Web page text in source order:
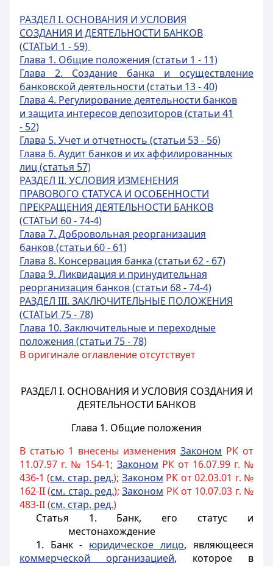
РАЗДЕЛ I. ОСНОВАНИЯ И УСЛОВИЯ
СОЗДАНИЯ И ДЕЯТЕЛЬНОСТИ БАНКОВ
(СТАТЬИ 1 - 59)
Глава 1. Общие положения (статьи 1 - 11)
Глава 2. Создание банка и осуществление
банковской деятельности (статьи 13 - 40)
Глава 4. Регулирование деятельности банков
и защита интересов депозиторов (статьи 41
- 52)
Глава 5. Учет и отчетность (статьи 53 - 56)
Глава 6. Аудит банков и их аффилированных
лиц (статья 57)
РАЗДЕЛ II. УСЛОВИЯ ИЗМЕНЕНИЯ
ПРАВОВОГО СТАТУСА И ОСОБЕННОСТИ
ПРЕКРАЩЕНИЯ ДЕЯТЕЛЬНОСТИ БАНКОВ
(СТАТЬИ 60 - 74-4)
Глава 7. Добровольная реорганизация
банков (статьи 60 - 61)
Глава 8. Консервация банка (статьи 62 - 67)
Глава 9. Ликвидация и принудительная
реорганизация банков (статьи 68 - 74-4)
РАЗДЕЛ III. ЗАКЛЮЧИТЕЛЬНЫЕ ПОЛОЖЕНИЯ
(СТАТЬИ 75 - 78)
Глава 10. Заключительные и переходные
положения (статьи 75 - 78)
В оригинале оглавление отсутствует
РАЗДЕЛ I. ОСНОВАНИЯ И УСЛОВИЯ СОЗДАНИЯ И
ДЕЯТЕЛЬНОСТИ БАНКОВ
Глава 1. Общие положения
В статью 1 внесены изменения Законом РК от
11.07.97 г. № 154-1; Законом РК от 16.07.99 г. №
436-1 (см. стар. ред.); Законом РК от 02.03.01 г. №
162-II (см. стар. ред.);Законом РК от 10.07.03 г. №
483-II (см. стар. ред.)
Статья 1. Банк, его статус и
местонахождение
1. Банк - юридическое лицо, являющееся
коммерческой организацией, которое в